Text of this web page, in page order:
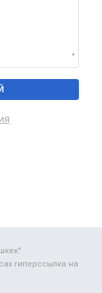
гиперссылка на